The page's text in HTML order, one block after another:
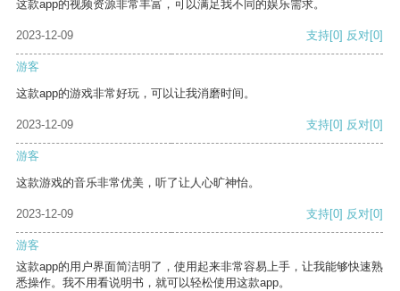
这款app的视频资源非常丰富，可以满足我不同的娱乐需求。
2023-12-09 支持[0] 反对[0]
游客
这款app的游戏非常好玩，可以让我消磨时间。
2023-12-09 支持[0] 反对[0]
游客
这款游戏的音乐非常优美，听了让人心旷神怡。
2023-12-09 支持[0] 反对[0]
游客
这款app的用户界面简洁明了，使用起来非常容易上手，让我能够快速熟
悉操作。我不用看说明书，就可以轻松使用这款app。